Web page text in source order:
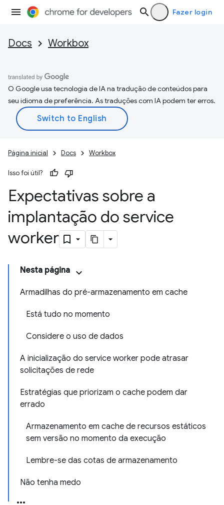
Fazer login
Docs Workbox
O Google usa tecnologia de IA na tradução de conteúdos para
seu idioma de preferência. As traduções com IA podem ter erros.
Página inicial Docs Workbox
Isso foi útil?
Expectativas sobre a
implantação do service
worker
Nesta página
Armadilhas do pré-armazenamento em cache
Está tudo no momento
Considere o uso de dados
A inicialização do service worker pode atrasar
solicitações de rede
Estratégias que priorizam o cache podem dar
errado
Armazenamento em cache de recursos estáticos
sem versão no momento da execução
Lembre-se das cotas de armazenamento
Não tenha medo